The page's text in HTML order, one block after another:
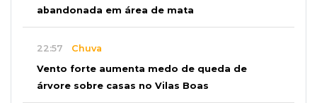
abandonada em área de mata
22:57 Chuva
Vento forte aumenta medo de queda de
árvore sobre casas no Vilas Boas